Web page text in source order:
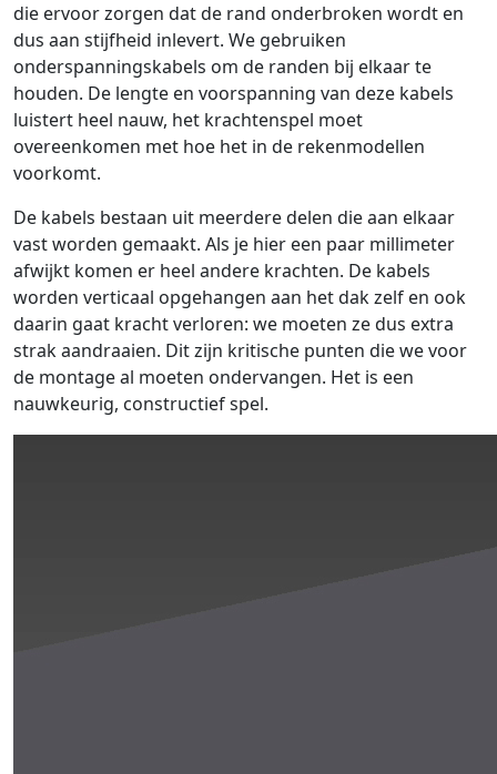
die ervoor zorgen dat de rand onderbroken wordt en
dus aan stijfheid inlevert. We gebruiken
onderspanningskabels om de randen bij elkaar te
houden. De lengte en voorspanning van deze kabels
luistert heel nauw, het krachtenspel moet
overeenkomen met hoe het in de rekenmodellen
voorkomt.
De kabels bestaan uit meerdere delen die aan elkaar
vast worden gemaakt. Als je hier een paar millimeter
afwijkt komen er heel andere krachten. De kabels
worden verticaal opgehangen aan het dak zelf en ook
daarin gaat kracht verloren: we moeten ze dus extra
strak aandraaien. Dit zijn kritische punten die we voor
de montage al moeten ondervangen. Het is een
nauwkeurig, constructief spel.